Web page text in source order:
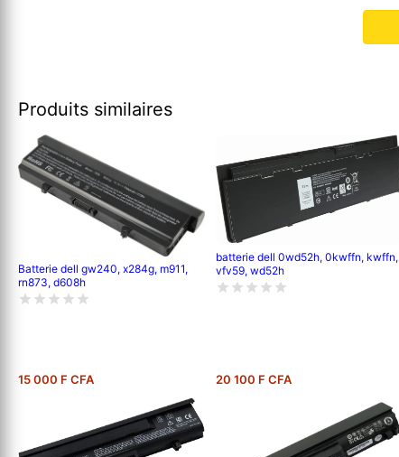
Produits similaires
Batterie dell gw240, x284g, m911,
rn873, d608h
15 000 F CFA
batterie dell 0wd52h, 0kwffn, kwffn,
vfv59, wd52h
20 100 F CFA